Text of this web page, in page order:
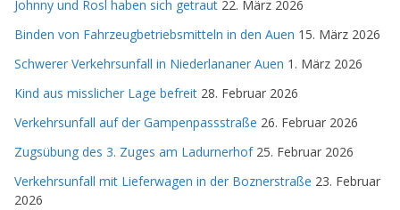
Johnny und Rosl haben sich getraut 22. März 2026
Binden von Fahrzeugbetriebsmitteln in den Auen 15. März 2026
Schwerer Verkehrsunfall in Niederlananer Auen 1. März 2026
Kind aus misslicher Lage befreit 28. Februar 2026
Verkehrsunfall auf der Gampenpassstraße 26. Februar 2026
Zugsübung des 3. Zuges am Ladurnerhof 25. Februar 2026
Verkehrsunfall mit Lieferwagen in der Boznerstraße 23. Februar
2026